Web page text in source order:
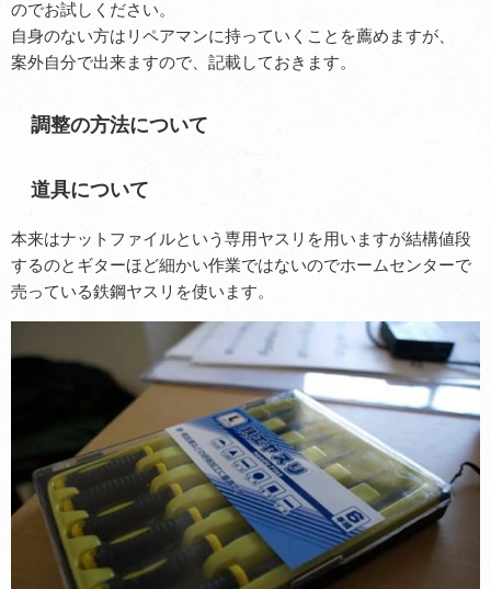
のでお試しください。
自身のない方はリペアマンに持っていくことを薦めますが、
案外自分で出来ますので、記載しておきます。
調整の方法について
道具について
本来はナットファイルという専用ヤスリを用いますが結構値段
するのとギターほど細かい作業ではないのでホームセンターで
売っている鉄鋼ヤスリを使います。